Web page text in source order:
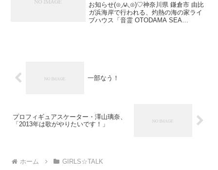
みたいと思います♪
お知らせ(⊙◞౪◟⊙)♡神奈川県 鎌倉市 由比
ガ浜海岸で行われる、灼熱の海の家ライ
ブハウス「音霊 OTODAMA SEA
一部なう！
プロフィギュアスケーター・澤山璃奈、
「2013年は歌がやりたいです！」
ホーム GIRLS☆TALK